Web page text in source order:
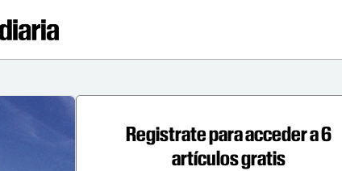
Registrate para acceder a 6
artículos gratis